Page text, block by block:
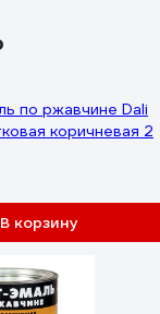
по ржавчине Dali
коричневая 2
В корзину